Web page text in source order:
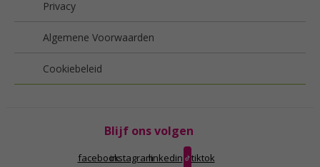
Privacy
Algemene Voorwaarden
Cookiebeleid
Blijf ons volgen
facebookinstagramlinkedin tiktok